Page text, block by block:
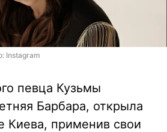
Instagram
певца Кузьмы
Барбара, открыла
Киева, применив свои